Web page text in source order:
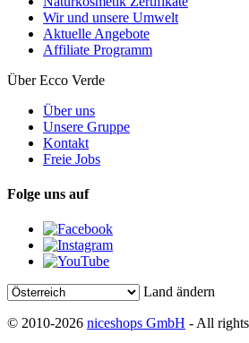
Wir und unsere Umwelt
Aktuelle Angebote
Affiliate Programm
Über Ecco Verde
Über uns
Unsere Gruppe
Kontakt
Freie Jobs
Folge uns auf
Land ändern
© 2010-2026 niceshops GmbH - All